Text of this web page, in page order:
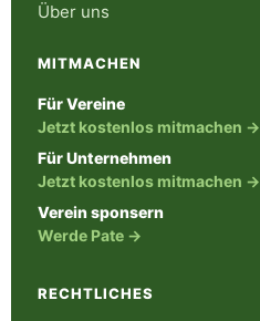
Über uns
MITMACHEN
Für Vereine
Jetzt kostenlos mitmachen →
Für Unternehmen
Jetzt kostenlos mitmachen →
Verein sponsern
Werde Pate →
RECHTLICHES